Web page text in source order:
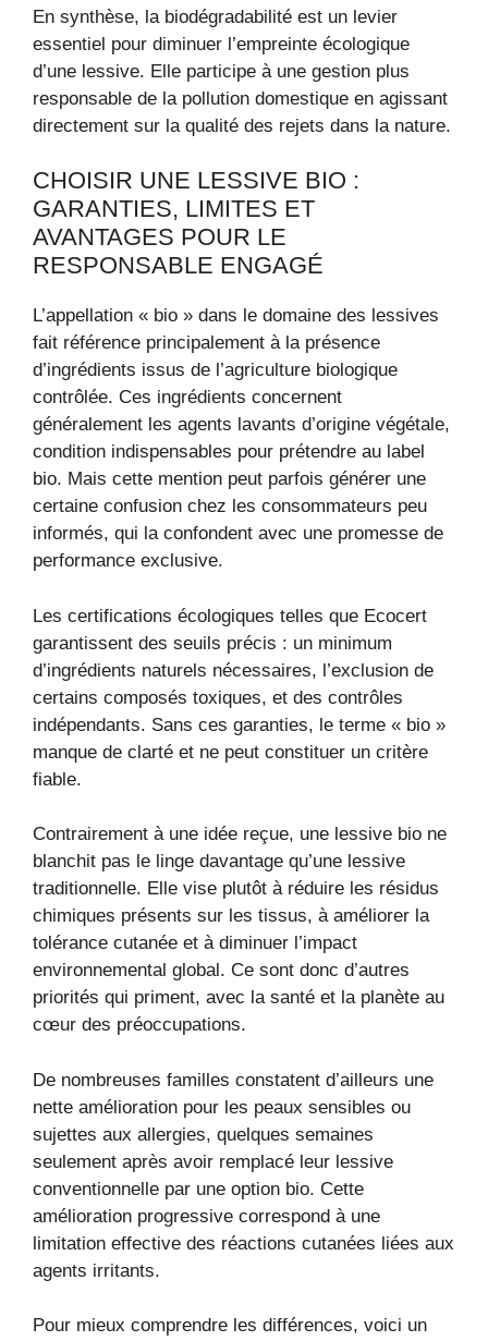
En synthèse, la biodégradabilité est un levier
essentiel pour diminuer l’empreinte écologique
d’une lessive. Elle participe à une gestion plus
responsable de la pollution domestique en agissant
directement sur la qualité des rejets dans la nature.
CHOISIR UNE LESSIVE BIO :
GARANTIES, LIMITES ET
AVANTAGES POUR LE
RESPONSABLE ENGAGÉ
L’appellation « bio » dans le domaine des lessives
fait référence principalement à la présence
d’ingrédients issus de l’agriculture biologique
contrôlée. Ces ingrédients concernent
généralement les agents lavants d’origine végétale,
condition indispensables pour prétendre au label
bio. Mais cette mention peut parfois générer une
certaine confusion chez les consommateurs peu
informés, qui la confondent avec une promesse de
performance exclusive.
Les certifications écologiques telles que Ecocert
garantissent des seuils précis : un minimum
d’ingrédients naturels nécessaires, l’exclusion de
certains composés toxiques, et des contrôles
indépendants. Sans ces garanties, le terme « bio »
manque de clarté et ne peut constituer un critère
fiable.
Contrairement à une idée reçue, une lessive bio ne
blanchit pas le linge davantage qu’une lessive
traditionnelle. Elle vise plutôt à réduire les résidus
chimiques présents sur les tissus, à améliorer la
tolérance cutanée et à diminuer l’impact
environnemental global. Ce sont donc d’autres
priorités qui priment, avec la santé et la planète au
cœur des préoccupations.
De nombreuses familles constatent d’ailleurs une
nette amélioration pour les peaux sensibles ou
sujettes aux allergies, quelques semaines
seulement après avoir remplacé leur lessive
conventionnelle par une option bio. Cette
amélioration progressive correspond à une
limitation effective des réactions cutanées liées aux
agents irritants.
Pour mieux comprendre les différences, voici un